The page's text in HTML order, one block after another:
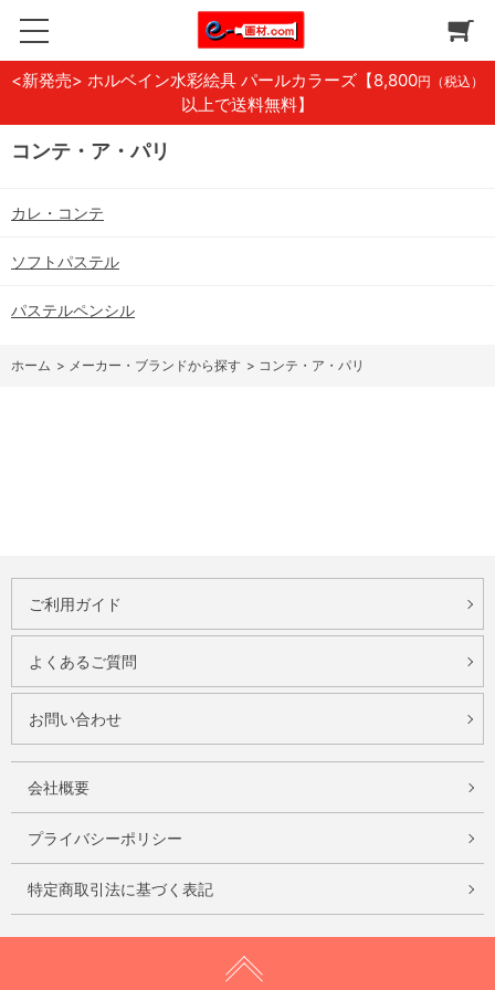
<新発売> ホルベイン水彩絵具 パールカラーズ 【8,800円（税込）
以上で送料無料】
コンテ・ア・パリ
カレ・コンテ
ソフトパステル
パステルペンシル
ホーム > メーカー・ブランドから探す > コンテ・ア・パリ
ご利用ガイド
よくあるご質問
お問い合わせ
会社概要
プライバシーポリシー
特定商取引法に基づく表記